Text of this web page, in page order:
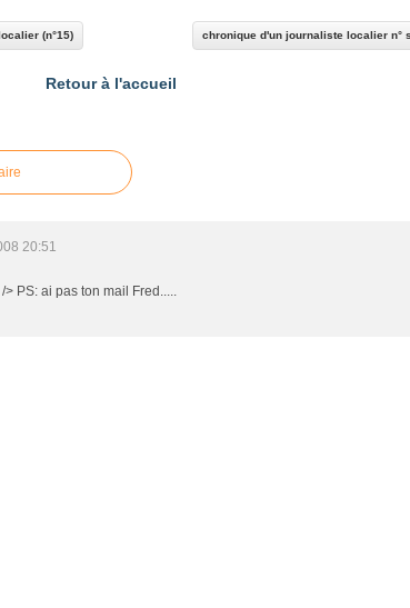
(n°15) chronique d'un journaliste localier n°
Retour à l'accueil
20:51
PS: ai pas ton mail Fred.....